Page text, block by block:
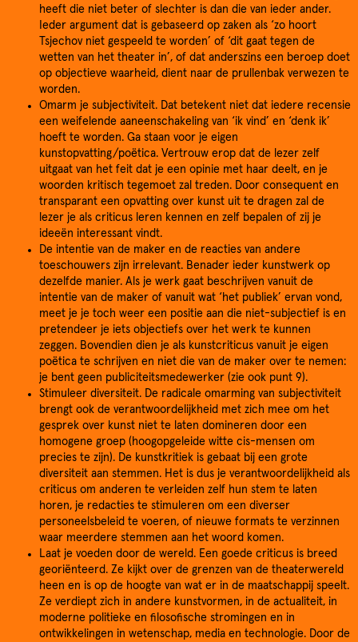
heeft die niet beter of slechter is dan die van ieder ander.
Ieder argument dat is gebaseerd op zaken als ‘zo hoort
Tsjechov niet gespeeld te worden’ of ‘dit gaat tegen de
wetten van het theater in’, of dat anderszins een beroep doet
op objectieve waarheid, dient naar de prullenbak verwezen te
worden.
Omarm je subjectiviteit. Dat betekent niet dat iedere recensie
een weifelende aaneenschakeling van ‘ik vind’ en ‘denk ik’
hoeft te worden. Ga staan voor je eigen
kunstopvatting/poëtica. Vertrouw erop dat de lezer zelf
uitgaat van het feit dat je een opinie met haar deelt, en je
woorden kritisch tegemoet zal treden. Door consequent en
transparant een opvatting over kunst uit te dragen zal de
lezer je als criticus leren kennen en zelf bepalen of zij je
ideeën interessant vindt.
De intentie van de maker en de reacties van andere
toeschouwers zijn irrelevant. Benader ieder kunstwerk op
dezelfde manier. Als je werk gaat beschrijven vanuit de
intentie van de maker of vanuit wat ‘het publiek’ ervan vond,
meet je je toch weer een positie aan die niet-subjectief is en
pretendeer je iets objectiefs over het werk te kunnen
zeggen. Bovendien dien je als kunstcriticus vanuit je eigen
poëtica te schrijven en niet die van de maker over te nemen:
je bent geen publiciteitsmedewerker (zie ook punt 9).
Stimuleer diversiteit. De radicale omarming van subjectiviteit
brengt ook de verantwoordelijkheid met zich mee om het
gesprek over kunst niet te laten domineren door een
homogene groep (hoogopgeleide witte cis-mensen om
precies te zijn). De kunstkritiek is gebaat bij een grote
diversiteit aan stemmen. Het is dus je verantwoordelijkheid als
criticus om anderen te verleiden zelf hun stem te laten
horen, je redacties te stimuleren om een diverser
personeelsbeleid te voeren, of nieuwe formats te verzinnen
waar meerdere stemmen aan het woord komen.
Laat je voeden door de wereld. Een goede criticus is breed
georiënteerd. Ze kijkt over de grenzen van de theaterwereld
heen en is op de hoogte van wat er in de maatschappij speelt.
Ze verdiept zich in andere kunstvormen, in de actualiteit, in
moderne politieke en filosofische stromingen en in
ontwikkelingen in wetenschap, media en technologie. Door de